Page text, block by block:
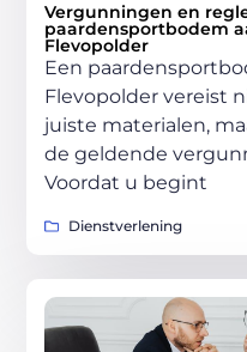
Vergunningen en
paardensportbodem
Flevopolder
Een
Flevopolder vereist
juiste materialen,
de geldende
Voordat u begint
Dienstverlening